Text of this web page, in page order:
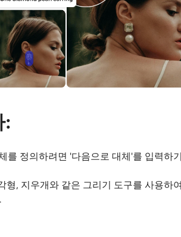
:
를 정의하려면 '다음으로 대체'를 입력
형, 지우개와 같은 그리기 도구를 사용하